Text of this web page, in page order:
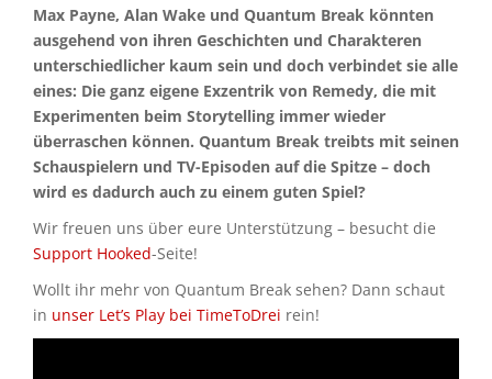
Discord
Max Payne, Alan Wake und Quantum Break könnten
ausgehend von ihren Geschichten und Charakteren
unterschiedlicher kaum sein und doch verbindet sie alle
eines: Die ganz eigene Exzentrik von Remedy, die mit
Experimenten beim Storytelling immer wieder
überraschen können. Quantum Break treibts mit seinen
Schauspielern und TV-Episoden auf die Spitze – doch
wird es dadurch auch zu einem guten Spiel?
Wir freuen uns über eure Unterstützung – besucht die
Support Hooked-Seite!
Wollt ihr mehr von Quantum Break sehen? Dann schaut
in unser Let’s Play bei TimeToDrei rein!